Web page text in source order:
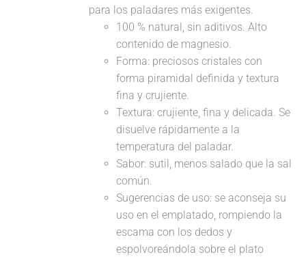
para los paladares más exigentes.
100 % natural, sin aditivos. Alto
contenido de magnesio.
Forma: preciosos cristales con
forma piramidal definida y textura
fina y crujiente.
Textura: crujiente, fina y delicada. Se
disuelve rápidamente a la
temperatura del paladar.
Sabor: sutil, menos salado que la sal
común.
Sugerencias de uso: se aconseja su
uso en el emplatado, rompiendo la
escama con los dedos y
espolvoreándola sobre el plato